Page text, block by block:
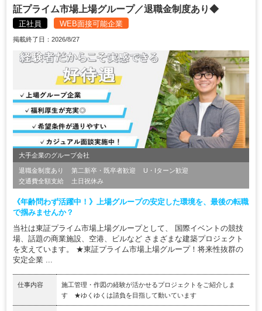
証プライム市場上場グループ／退職金制度あり◆
正社員 WEB面接可能企業
掲載終了日：2026/8/27
大手企業のグループ会社
退職金制度あり 第二新卒・既卒者歓迎
U・Iターン歓迎
交通費全額支給
土日祝休み
《年齢問わず活躍中！》上場グループの安定した環境を、最後の転職
で掴みませんか？
当社は東証プライム市場上場グループとして、 国際イベントの競技
場、話題の商業施設、空港、ビルなど さまざまな建築プロジェクト
を支えています。 ★東証プライム市場上場グループ！将来性抜群の
安定企業 ...
仕事内容
施工管理・作図の経験が活かせるプロジェクトをご紹介しま
す ★ゆくゆくは請負を目指して動いています